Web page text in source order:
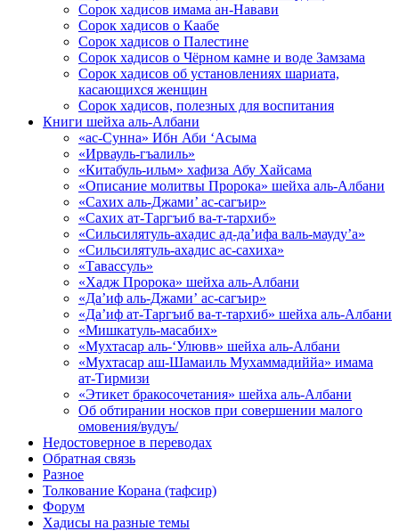
Сорок хадисов имама ан-Навави
Сорок хадисов о Каабе
Сорок хадисов о Палестине
Сорок хадисов о Чёрном камне и воде Замзама
Сорок хадисов об установлениях шариата,
касающихся женщин
Сорок хадисов, полезных для воспитания
Книги шейха аль-Албани
«ас-Сунна» Ибн Аби ‘Асыма
«Ирвауль-гъалиль»
«Китабуль-ильм» хафиза Абу Хайсама
«Описание молитвы Пророка» шейха аль-Албани
«Сахих аль-Джами’ ас-сагъир»
«Сахих ат-Таргъиб ва-т-тархиб»
«Сильсилятуль-ахадис ад-да’ифа валь-мауду’а»
«Сильсилятуль-ахадис ас-сахиха»
«Тавассуль»
«Хадж Пророка» шейха аль-Албани
«Да’иф аль-Джами’ ас-сагъир»
«Да’иф ат-Таргъиб ва-т-тархиб» шейха аль-Албани
«Мишкатуль-масабих»
«Мухтасар аль-‘Улювв» шейха аль-Албани
«Мухтасар аш-Шамаиль Мухаммадиййа» имама
ат-Тирмизи
«Этикет бракосочетания» шейха аль-Албани
Об обтирании носков при совершении малого
омовения/вудуъ/
Недостоверное в переводах
Обратная связь
Разное
Толкование Корана (тафсир)
Форум
Хадисы на разные темы